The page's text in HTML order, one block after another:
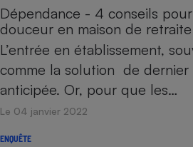
Dépendance - 4 conseils
douceur en maison de retraite
L’entrée en établissement,
comme la solution de dernier
anticipée. Or, pour que les…
Le 04 janvier 2022
ENQUÊTE